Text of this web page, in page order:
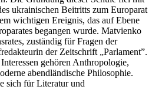
ukrainischen Beitritts zum Europarat
wichtigen Ereignis, das auf Ebene
begangen wurde. Matvienko
zuständig für Fragen der
der Zeitschrift „Parlament”.
gehören Anthropologie,
abendländische Philosophie.
sich für Literatur und